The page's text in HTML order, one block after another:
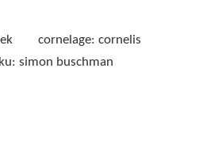
cornelage: cornelis
simon buschman